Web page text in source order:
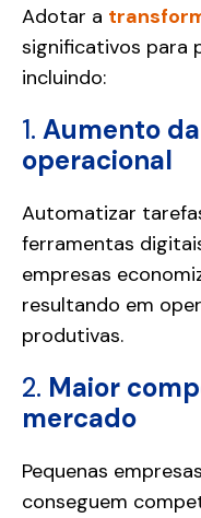
Adotar a
significativos para
incluindo:
1. Aumento
operacional
Automatizar
ferramentas
empresas
resultando em
produtivas.
2. Maior
mercado
Pequenas
conseguem